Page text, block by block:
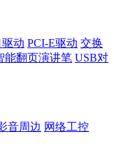
动 PCI-E驱动 交换
能翻页演讲笔 USB对
音周边 网络工控